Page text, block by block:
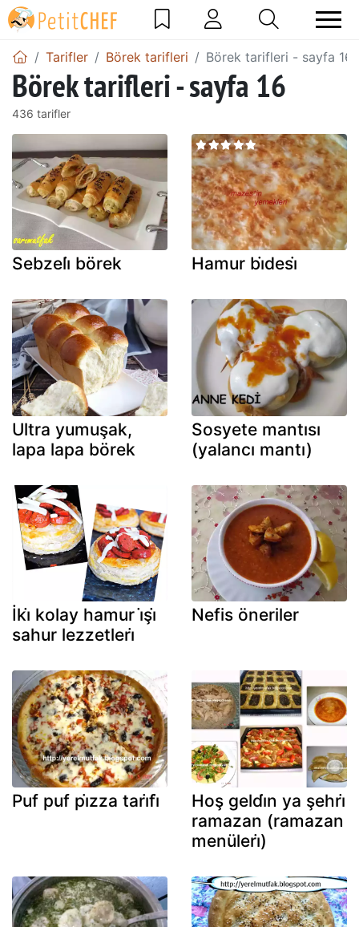
Tarifler Börek tarifleri Börek tarifleri - sayfa 16
Börek tarifleri - sayfa 16
436 tarifler
Sebzeli̇ börek Hamur bi̇desi̇
Ultra yumuşak,
lapa lapa börek
Sosyete mantısı
(yalancı mantı)
İki̇ kolay hamur i̇şi̇
sahur lezzetleri̇
Nefis öneriler
Puf puf pi̇zza tari̇fi̇
Hoş geldi̇n ya şehri̇
ramazan (ramazan
menüleri̇)